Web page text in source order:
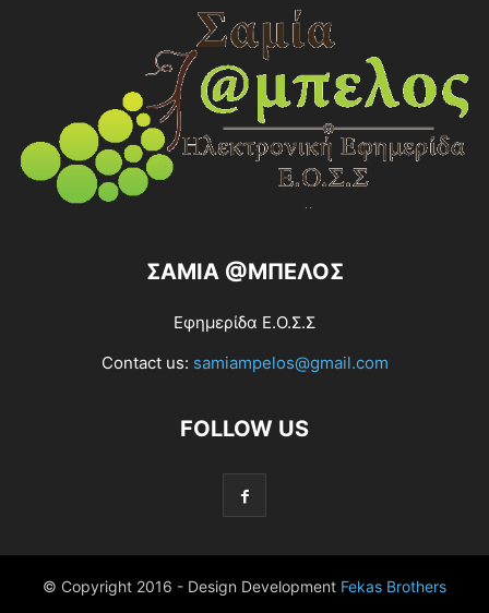
ΣΑΜΙΑ @ΜΠΕΛΟΣ
Εφημερίδα Ε.Ο.Σ.Σ
Contact us: samiampelos@gmail.com
FOLLOW US
© Copyright 2016 - Design Development Fekas Brothers